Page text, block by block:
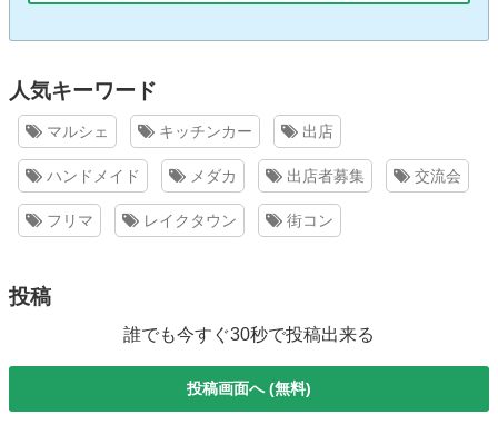
人気キーワード
マルシェ キッチンカー 出店
ハンドメイド メダカ 出店者募集 交流会
フリマ レイクタウン 街コン
投稿
誰でも今すぐ30秒で投稿出来る
投稿画面へ (無料)